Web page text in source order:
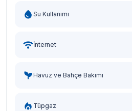
Su Kullanımı
İnternet
Havuz ve Bahçe Bakımı
Tüpgaz